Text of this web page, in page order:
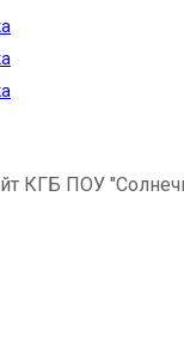
КГБ ПОУ